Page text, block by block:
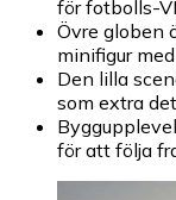
för fotbolls-
Övre globen
minifigur
Den lilla
som extra
för att följa